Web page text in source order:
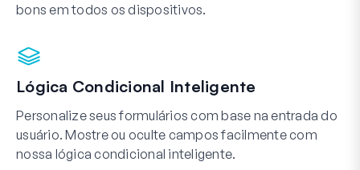
bons em todos os dispositivos.
Lógica Condicional Inteligente
Personalize seus formulários com base na entrada do
usuário. Mostre ou oculte campos facilmente com
nossa lógica condicional inteligente.